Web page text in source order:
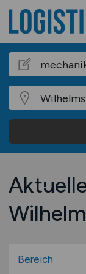
Bereich